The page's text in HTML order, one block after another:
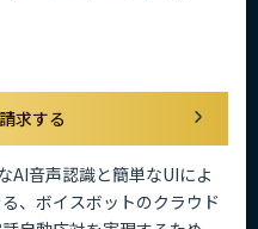
求する
AI音声認識と簡単なUIによ
、ボイスボットのクラウド